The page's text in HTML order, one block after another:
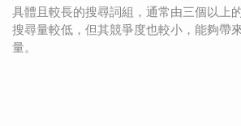
具體且較長的搜尋詞組，通常由三個以上
搜尋量較低，但其競爭度也較小，能夠帶
量。